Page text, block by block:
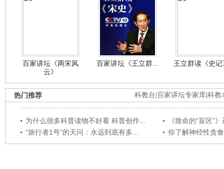
百家讲坛《两宋风
云》
百家讲坛《王立群... 王立群读《史
科教台 百家讲坛专家库 科教
热门推荐
为什么很多科普读物不好看 科普创作...
《致命的“盲区”
“旅行者1号”的天问：永远到底有多...
你了解神经性贪